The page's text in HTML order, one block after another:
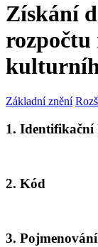
Získání
rozpočtu
Základní znění
1. Identifikační
2. Kód
3.